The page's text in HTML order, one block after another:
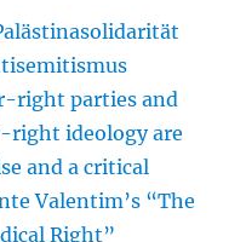
right parties and
ideology are
and a critical
Valentim’s “The
Right”